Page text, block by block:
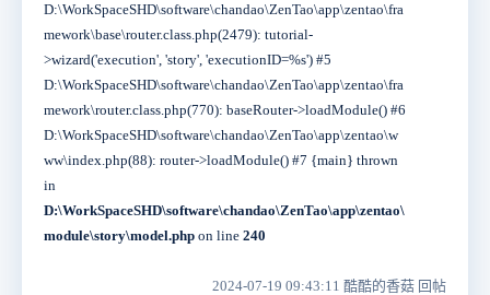
D:\WorkSpaceSHD\software\chandao\ZenTao\app\zentao\fra
mework\base\router.class.php(2479): tutorial-
>wizard('execution', 'story', 'executionID=%s') #5
D:\WorkSpaceSHD\software\chandao\ZenTao\app\zentao\fra
mework\router.class.php(770): baseRouter->loadModule() #6
D:\WorkSpaceSHD\software\chandao\ZenTao\app\zentao\w
ww\index.php(88): router->loadModule() #7 {main} thrown
in
D:\WorkSpaceSHD\software\chandao\ZenTao\app\zentao\
module\story\model.php on line 240
2024-07-19 09:43:11 酷酷的香菇 回帖